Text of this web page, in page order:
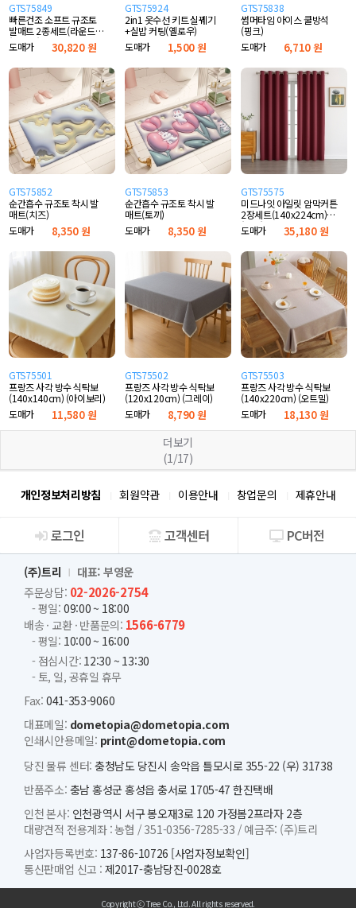
GTS75849
빠른건조 소프트 규조토
발매트 2종세트(라운드)
(그레이)
도매가 30,820 원
GTS75924
2in1 옷수선 키트 실꿰기
+실밥 커팅(옐로우)
도매가
1,500 원
GTS75838
썸머타임 아이스 쿨방석
(핑크)
도매가
6,710 원
GTS75852
순간흡수 규조토 착시 발
매트(치즈)
도매가
8,350 원
GTS75853
순간흡수 규조토 착시 발
매트(토끼)
도매가
8,350 원
GTS75575
미드나잇 아일릿 암막커튼
2장세트(140x224cm)
(와인)
도매가 35,180 원
GTS75501
프랑즈 사각 방수 식탁보
(140x140cm) (아이보리)
도매가
11,580 원
GTS75502
프랑즈 사각 방수 식탁보
(120x120cm) (그레이)
도매가
8,790 원
GTS75503
프랑즈 사각 방수 식탁보
(140x220cm) (오트밀)
도매가
18,130 원
더보기
(1/17)
개인정보처리방침 회원약관 이용안내 창업문의 제휴안내
회사소개
로그인 고객센터 PC버전
(주)트리
대표: 부영운
주문상담: 02-2026-2754
- 평일: 09:00 ~ 18:00
배송 · 교환 · 반품문의: 1566-6779
- 평일: 10:00 ~ 16:00
- 점심시간: 12:30 ~ 13:30
- 토, 일, 공휴일 휴무
Fax: 041-353-9060
대표메일: dometopia@dometopia.com
인쇄시안용메일: print@dometopia.com
당진 물류 센터: 충청남도 당진시 송악읍 틀모시로 355-22 (우) 31738
반품주소: 충남 홍성군 홍성읍 충서로 1705-47 한진택배
인천 본사: 인천광역시 서구 봉오재3로 120 가정봄2프라자 2층
대량견적 전용계좌 :농협 / 351-0356-7285-33 / 예금주: (주)트리
사업자등록번호: 137-86-10726 [사업자정보확인]
통신판매업 신고 : 제2017-충남당진-0028호
Copyright ⓒ Tree Co., Ltd. All rights reserved.